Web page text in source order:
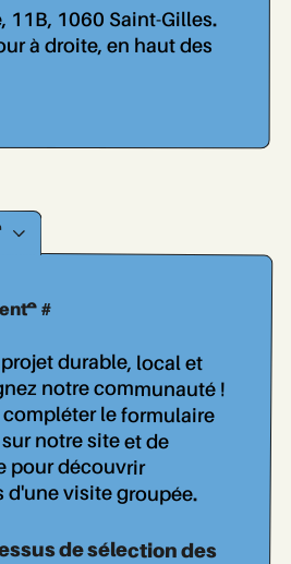
11B, 1060 Saint-Gilles.
à droite, en haut des
#
durable, local et
notre communauté !
le formulaire
sur notre site et de
pour découvrir
d'une visite groupée.
de sélection des